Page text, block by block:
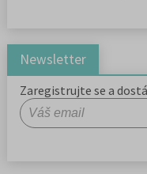
Newsletter
Zaregistrujte se a